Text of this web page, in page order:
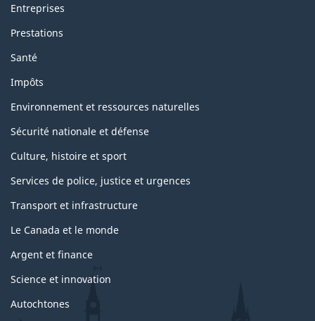
Entreprises
Prestations
Santé
Impôts
Environnement et ressources naturelles
Sécurité nationale et défense
Culture, histoire et sport
Services de police, justice et urgences
Transport et infrastructure
Le Canada et le monde
Argent et finance
Science et innovation
Autochtones